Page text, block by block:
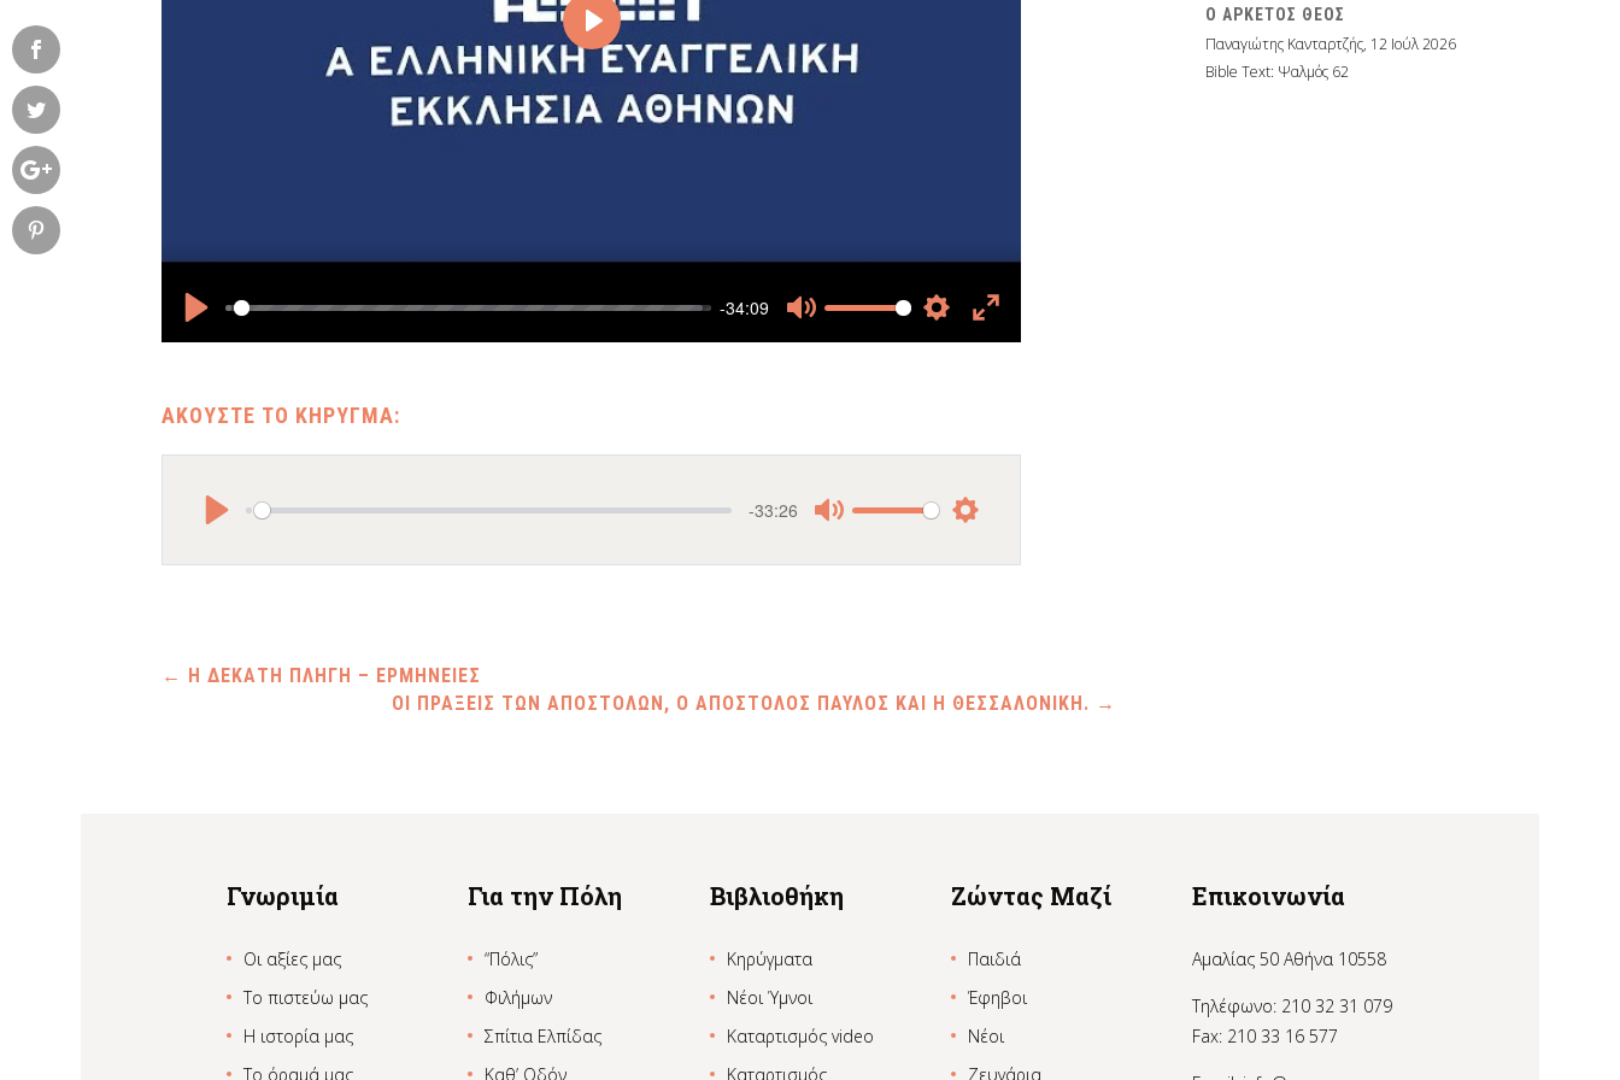
-34:09
Play
-33:26
←
Η ΔΕΚΑΤΗ ΠΛΗΓΗ – ΕΡΜΗΝΕΙΕΣ
ΟΙ ΠΡΑΞΕΙΣ ΤΩΝ ΑΠΟΣΤΟΛΩΝ, Ο ΑΠΟΣΤΟΛΟΣ ΠΑΥΛΟΣ ΚΑΙ Η ΘΕΣΣΑΛΟΝΙΚΗ. →
Ο ΑΡΚΕΤΟΣ ΘΕΟΣ
Παναγιώτης Κανταρτζής, 12 Ιούλ 2026
Bible Text: Ψαλμός 62
Γνωριμία
Οι αξίες μας
Το πιστεύω μας
Η ιστορία μας
Το όραμά μας
Για την Πόλη
“Πόλις”
Φιλήμων
Σπίτια Ελπίδας
Καθ’ Οδόν
Βιβλιοθήκη
Κηρύγματα
Νέοι Ύμνοι
Καταρτισμός video
Καταρτισμός
Ζώντας Μαζί
Παιδιά
Έφηβοι
Νέοι
Ζευγάρια
Επικοινωνία
Αμαλίας 50 Αθήνα 10558
Τηλέφωνο: 210 32 31 079
Fax: 210 33 16 577